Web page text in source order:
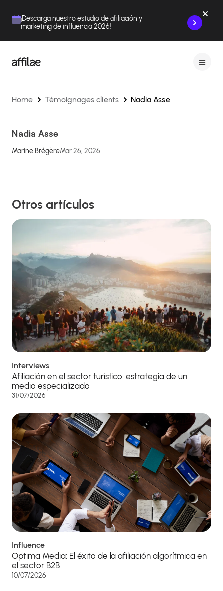
¡Descarga nuestro estudio de afiliación y
marketing de influencia 2026!
Home Témoignages clients Nadia Asse
Nadia Asse
Marine BrégèreMar 26, 2026
Otros artículos
Interviews
Afiliación en el sector turístico: estrategia de un
medio especializado
31/07/2026
Influence
Optima Media: El éxito de la afiliación algorítmica en
el sector B2B
10/07/2026